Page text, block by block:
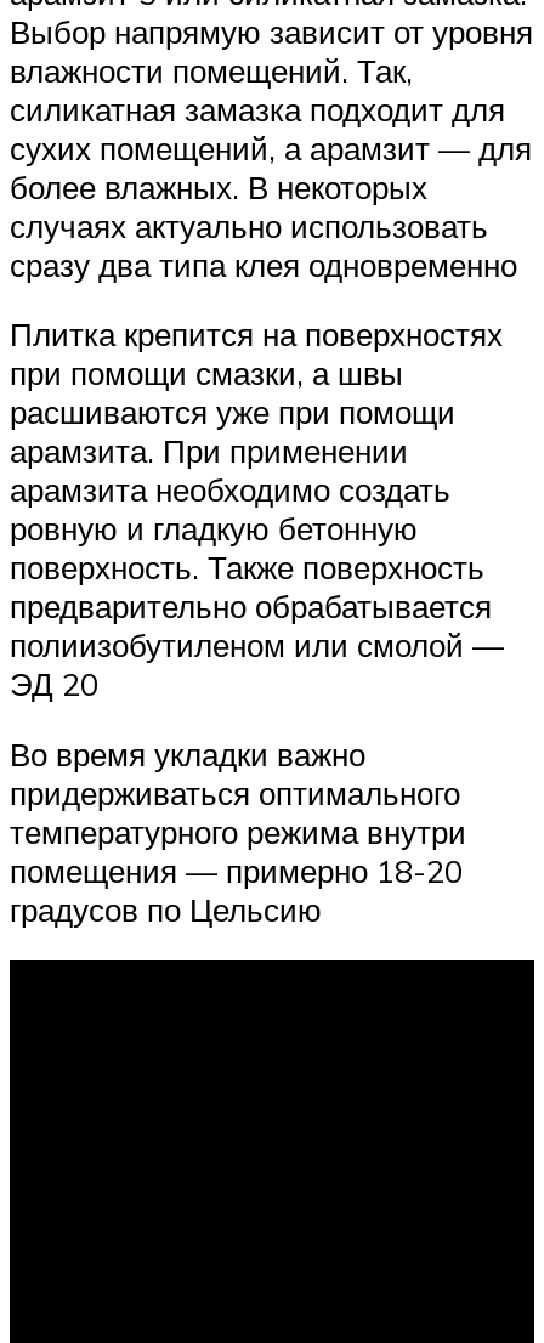
Выбор напрямую зависит от уровня
влажности помещений. Так,
силикатная замазка подходит для
сухих помещений, а арамзит — для
более влажных. В некоторых
случаях актуально использовать
сразу два типа клея одновременно
Плитка крепится на поверхностях
при помощи смазки, а швы
расшиваются уже при помощи
арамзита. При применении
арамзита необходимо создать
ровную и гладкую бетонную
поверхность. Также поверхность
предварительно обрабатывается
полиизобутиленом или смолой —
ЭД 20
Во время укладки важно
придерживаться оптимального
температурного режима внутри
помещения — примерно 18-20
градусов по Цельсию